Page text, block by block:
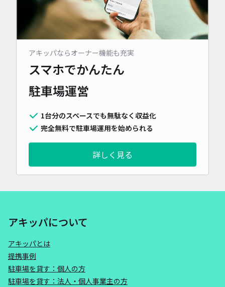
アキッパならオーナー機能も充実
スマホでかんたん
駐車場運営
1台分のスペースでも無駄なく収益化
完全無料で駐車場運用を始められる
詳しく見る
アキッパについて
アキッパとは
提携事例
駐車場を貸す：個人の方
駐車場を貸す：法人・個人事業主の方